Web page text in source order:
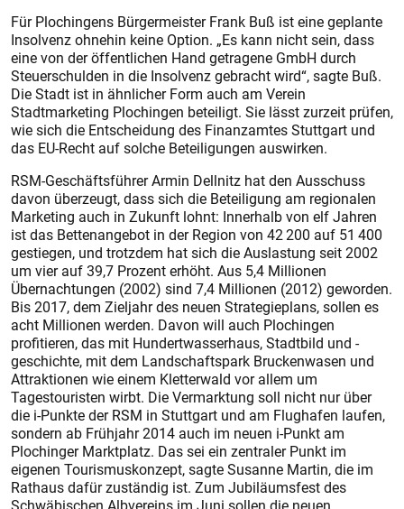
Für Plochingens Bürgermeister Frank Buß ist eine geplante
Insolvenz ohnehin keine Option. „Es kann nicht sein, dass
eine von der öffentlichen Hand getragene GmbH durch
Steuerschulden in die Insolvenz gebracht wird“, sagte Buß.
Die Stadt ist in ähnlicher Form auch am Verein
Stadtmarketing Plochingen beteiligt. Sie lässt zurzeit prüfen,
wie sich die Entscheidung des Finanzamtes Stuttgart und
das EU-Recht auf solche Beteiligungen auswirken.
RSM-Geschäftsführer Armin Dellnitz hat den Ausschuss
davon überzeugt, dass sich die Beteiligung am regionalen
Marketing auch in Zukunft lohnt: Innerhalb von elf Jahren
ist das Bettenangebot in der Region von 42 200 auf 51 400
gestiegen, und trotzdem hat sich die Auslastung seit 2002
um vier auf 39,7 Prozent erhöht. Aus 5,4 Millionen
Übernachtungen (2002) sind 7,4 Millionen (2012) geworden.
Bis 2017, dem Zieljahr des neuen Strategieplans, sollen es
acht Millionen werden. Davon will auch Plochingen
profitieren, das mit Hundertwasserhaus, Stadtbild und -
geschichte, mit dem Landschaftspark Bruckenwasen und
Attraktionen wie einem Kletterwald vor allem um
Tagestouristen wirbt. Die Vermarktung soll nicht nur über
die i-Punkte der RSM in Stuttgart und am Flughafen laufen,
sondern ab Frühjahr 2014 auch im neuen i-Punkt am
Plochinger Marktplatz. Das sei ein zentraler Punkt im
eigenen Tourismuskonzept, sagte Susanne Martin, die im
Rathaus dafür zuständig ist. Zum Jubiläumsfest des